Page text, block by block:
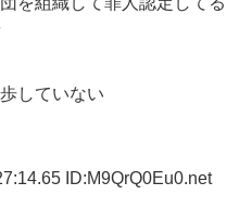
していない
ID:M9QrQ0Eu0.net